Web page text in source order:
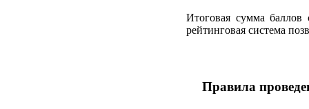
Итоговая сумма баллов
рейтинговая система
Правила